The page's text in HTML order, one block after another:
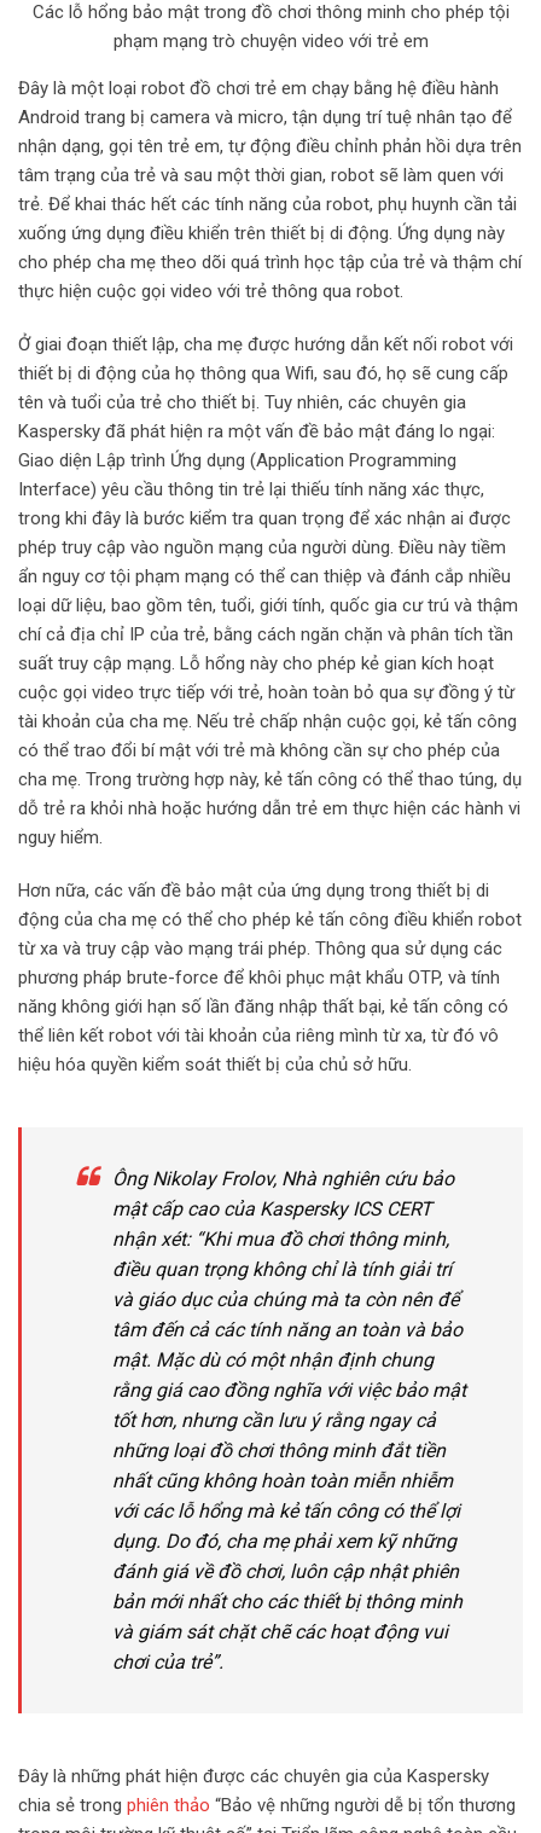
Các lỗ hổng bảo mật trong đồ chơi thông minh cho phép tội
phạm mạng trò chuyện video với trẻ em
Đây là một loại robot đồ chơi trẻ em chạy bằng hệ điều hành
Android trang bị camera và micro, tận dụng trí tuệ nhân tạo để
nhận dạng, gọi tên trẻ em, tự động điều chỉnh phản hồi dựa trên
tâm trạng của trẻ và sau một thời gian, robot sẽ làm quen với
trẻ. Để khai thác hết các tính năng của robot, phụ huynh cần tải
xuống ứng dụng điều khiển trên thiết bị di động. Ứng dụng này
cho phép cha mẹ theo dõi quá trình học tập của trẻ và thậm chí
thực hiện cuộc gọi video với trẻ thông qua robot.
Ở giai đoạn thiết lập, cha mẹ được hướng dẫn kết nối robot với
thiết bị di động của họ thông qua Wifi, sau đó, họ sẽ cung cấp
tên và tuổi của trẻ cho thiết bị. Tuy nhiên, các chuyên gia
Kaspersky đã phát hiện ra một vấn đề bảo mật đáng lo ngại:
Giao diện Lập trình Ứng dụng (Application Programming
Interface) yêu cầu thông tin trẻ lại thiếu tính năng xác thực,
trong khi đây là bước kiểm tra quan trọng để xác nhận ai được
phép truy cập vào nguồn mạng của người dùng. Điều này tiềm
ẩn nguy cơ tội phạm mạng có thể can thiệp và đánh cắp nhiều
loại dữ liệu, bao gồm tên, tuổi, giới tính, quốc gia cư trú và thậm
chí cả địa chỉ IP của trẻ, bằng cách ngăn chặn và phân tích tần
suất truy cập mạng. Lỗ hổng này cho phép kẻ gian kích hoạt
cuộc gọi video trực tiếp với trẻ, hoàn toàn bỏ qua sự đồng ý từ
tài khoản của cha mẹ. Nếu trẻ chấp nhận cuộc gọi, kẻ tấn công
có thể trao đổi bí mật với trẻ mà không cần sự cho phép của
cha mẹ. Trong trường hợp này, kẻ tấn công có thể thao túng, dụ
dỗ trẻ ra khỏi nhà hoặc hướng dẫn trẻ em thực hiện các hành vi
nguy hiểm.
Hơn nữa, các vấn đề bảo mật của ứng dụng trong thiết bị di
động của cha mẹ có thể cho phép kẻ tấn công điều khiển robot
từ xa và truy cập vào mạng trái phép. Thông qua sử dụng các
phương pháp brute-force để khôi phục mật khẩu OTP, và tính
năng không giới hạn số lần đăng nhập thất bại, kẻ tấn công có
thể liên kết robot với tài khoản của riêng mình từ xa, từ đó vô
hiệu hóa quyền kiểm soát thiết bị của chủ sở hữu.
Ông Nikolay Frolov, Nhà nghiên cứu bảo
mật cấp cao của Kaspersky ICS CERT
nhận xét: “Khi mua đồ chơi thông minh,
điều quan trọng không chỉ là tính giải trí
và giáo dục của chúng mà ta còn nên để
tâm đến cả các tính năng an toàn và bảo
mật. Mặc dù có một nhận định chung
rằng giá cao đồng nghĩa với việc bảo mật
tốt hơn, nhưng cần lưu ý rằng ngay cả
những loại đồ chơi thông minh đắt tiền
nhất cũng không hoàn toàn miễn nhiễm
với các lỗ hổng mà kẻ tấn công có thể lợi
dụng. Do đó, cha mẹ phải xem kỹ những
đánh giá về đồ chơi, luôn cập nhật phiên
bản mới nhất cho các thiết bị thông minh
và giám sát chặt chẽ các hoạt động vui
chơi của trẻ”.
Đây là những phát hiện được các chuyên gia của Kaspersky
chia sẻ trong phiên thảo “Bảo vệ những người dễ bị tổn thương